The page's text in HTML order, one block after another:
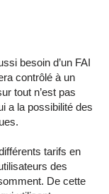
besoin d’un FAI
contrôlé à un
tout n’est pas
a la possibilité des
tarifs en
des
De cette